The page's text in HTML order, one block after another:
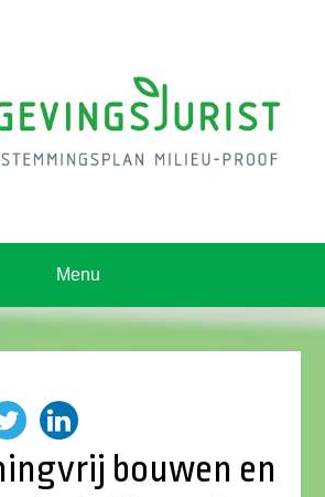
Menu
bouwen en